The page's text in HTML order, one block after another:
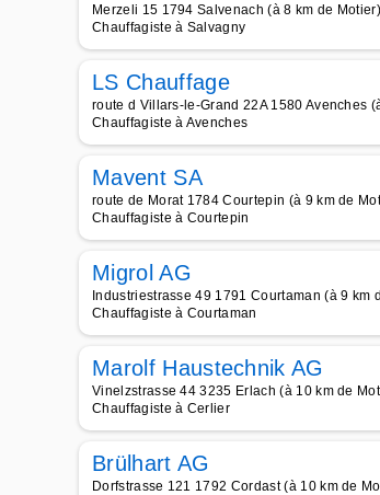
Merzeli 15 1794 Salvenach (à 8 km de Motier)
Chauffagiste à Salvagny
LS Chauffage
route d Villars-le-Grand 22A 1580 Avenches
Chauffagiste à Avenches
Mavent SA
route de Morat 1784 Courtepin (à 9 km de
Chauffagiste à Courtepin
Migrol AG
Industriestrasse 49 1791 Courtaman (à 9 km
Chauffagiste à Courtaman
Marolf Haustechnik AG
Vinelzstrasse 44 3235 Erlach (à 10 km de
Chauffagiste à Cerlier
Brülhart AG
Dorfstrasse 121 1792 Cordast (à 10 km de